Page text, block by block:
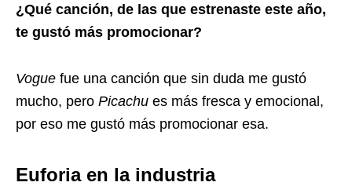
¿Qué canción, de las que estrenaste este año,
te gustó más promocionar?
Vogue fue una canción que sin duda me gustó
mucho, pero Picachu es más fresca y emocional,
por eso me gustó más promocionar esa.
Euforia en la industria